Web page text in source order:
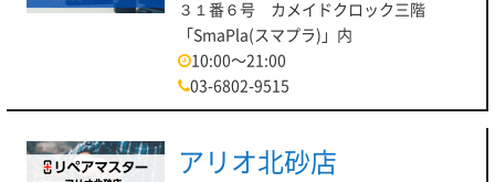
３１番６号 カメイドクロック三階
「SmaPla(スマプラ)」内
10:00～21:00
03-6802-9515
アリオ北砂店